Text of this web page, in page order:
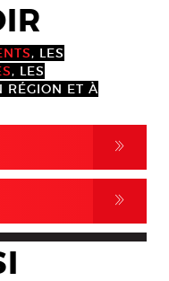
, LES
, LES
RÉGION ET À
,
,